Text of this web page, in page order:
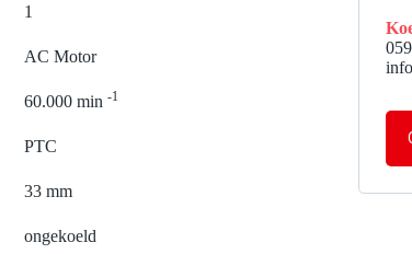
1
AC Motor
60.000 min -1
PTC
33 mm
ongekoeld